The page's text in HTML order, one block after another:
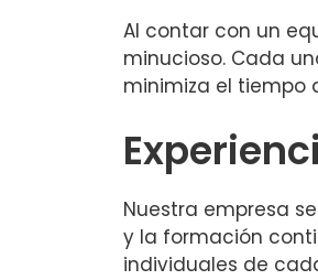
Al contar con un
minucioso. Cada
minimiza el tiempo
Nuestra empresa
y la formación
individuales de